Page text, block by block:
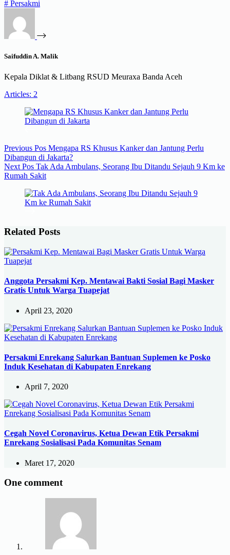
# Persakmi
Saifuddin A. Malik
Kepala Diklat & Litbang RSUD Meuraxa Banda Aceh
Articles: 2
Previous Pos Mengapa RS Khusus Kanker dan Jantung Perlu
Dibangun di Jakarta?
Next Pos Tak Ada Ambulans, Seorang Ibu Ditandu Sejauh 9 Km ke
Rumah Sakit
Related Posts
Anggota Persakmi Kep. Mentawai Bakti Sosial Bagi Masker
Gratis Untuk Warga Tuapejat
April 23, 2020
Persakmi Enrekang Salurkan Bantuan Suplemen ke Posko
Induk Kesehatan di Kabupaten Enrekang
April 7, 2020
Cegah Novel Coronavirus, Ketua Dewan Etik Persakmi
Enrekang Sosialisasi Pada Komunitas Senam
Maret 17, 2020
One comment